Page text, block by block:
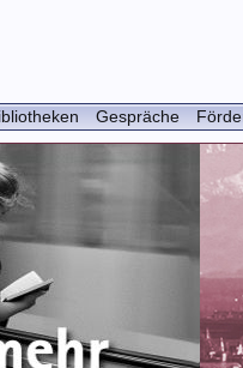
Gespräche